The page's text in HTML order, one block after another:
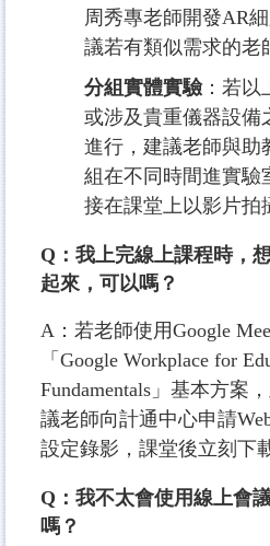
周秀專老師開發AR
議若有類似需求的老
分組實體實驗：若以
或涉及貴重儀器設備
進行，建議老師與助
組在不同時間進實驗
接在課堂上以影片拍
Q：我上完線上課程時，
起來，可以嗎？
A：若老師使用Google
「Google Workplace for
Fundamentals」基本方案
議老師向計通中心申請
設定錄影，課堂後立刻下
Q：我不太會使用線上會
嗎？